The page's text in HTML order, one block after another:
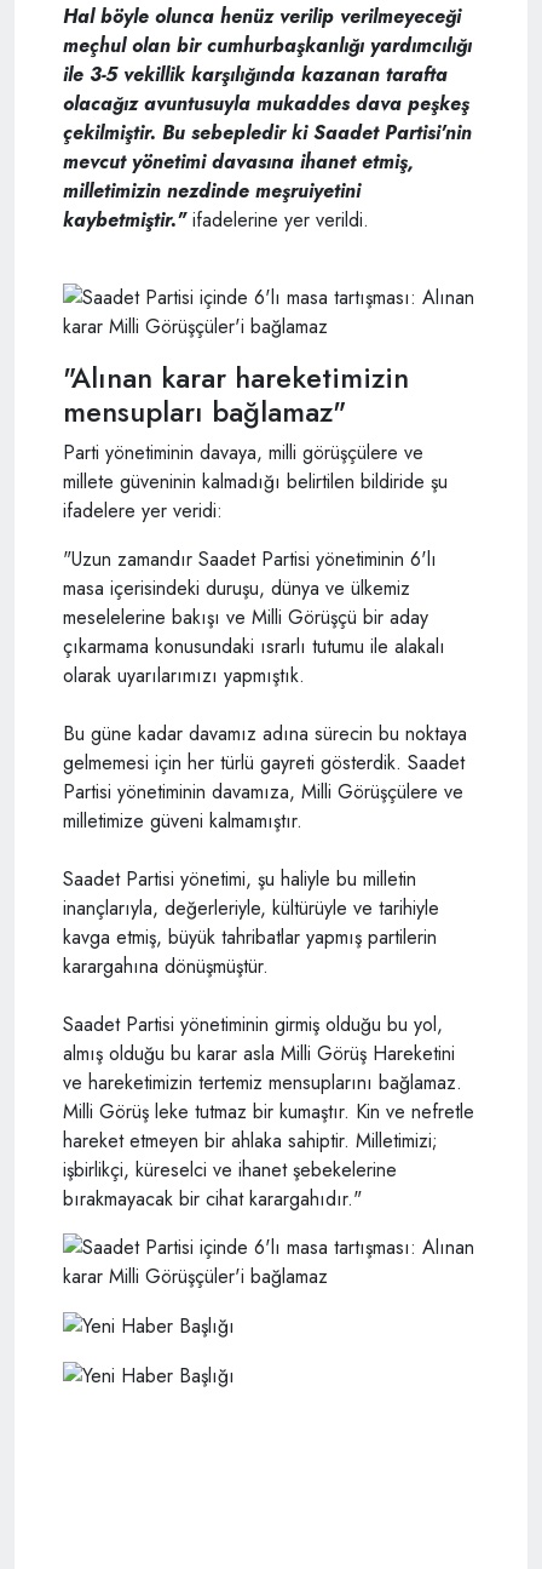
Hal böyle olunca henüz verilip verilmeyeceği
meçhul olan bir cumhurbaşkanlığı yardımcılığı
ile 3-5 vekillik karşılığında kazanan tarafta
olacağız avuntusuyla mukaddes dava peşkeş
çekilmiştir. Bu sebepledir ki Saadet Partisi'nin
mevcut yönetimi davasına ihanet etmiş,
milletimizin nezdinde meşruiyetini
kaybetmiştir."ifadelerine yer verildi.
"Alınan karar hareketimizin
mensupları bağlamaz"
Parti yönetiminin davaya, milli görüşçülere ve
millete güveninin kalmadığı belirtilen bildiride şu
ifadelere yer veridi:
"Uzun zamandır Saadet Partisi yönetiminin 6'lı
masa içerisindeki duruşu, dünya ve ülkemiz
meselelerine bakışı ve Milli Görüşçü bir aday
çıkarmama konusundaki ısrarlı tutumu ile alakalı
olarak uyarılarımızı yapmıştık.
Bu güne kadar davamız adına sürecin bu noktaya
gelmemesi için her türlü gayreti gösterdik. Saadet
Partisi yönetiminin davamıza, Milli Görüşçülere ve
milletimize güveni kalmamıştır.
Saadet Partisi yönetimi, şu haliyle bu milletin
inançlarıyla, değerleriyle, kültürüyle ve tarihiyle
kavga etmiş, büyük tahribatlar yapmış partilerin
karargahına dönüşmüştür.
Saadet Partisi yönetiminin girmiş olduğu bu yol,
almış olduğu bu karar asla Milli Görüş Hareketini
ve hareketimizin tertemiz mensuplarını bağlamaz.
Milli Görüş leke tutmaz bir kumaştır. Kin ve nefretle
hareket etmeyen bir ahlaka sahiptir. Milletimizi;
işbirlikçi, küreselci ve ihanet şebekelerine
bırakmayacak bir cihat karargahıdır."